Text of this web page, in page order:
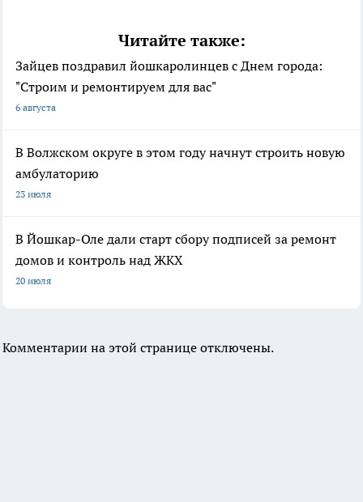
Читайте также:
Зайцев поздравил йошкаролинцев с Днем города:
"Строим и ремонтируем для вас"
6 августа
В Волжском округе в этом году начнут строить новую
амбулаторию
23 июля
В Йошкар-Оле дали старт сбору подписей за ремонт
домов и контроль над ЖКХ
20 июля
Комментарии на этой странице отключены.